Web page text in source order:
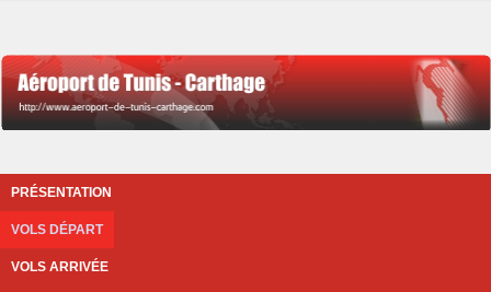
PRÉSENTATION
VOLS DÉPART
VOLS ARRIVÉE